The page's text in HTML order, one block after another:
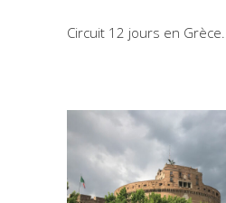
Circuit 12 jours en Grèce